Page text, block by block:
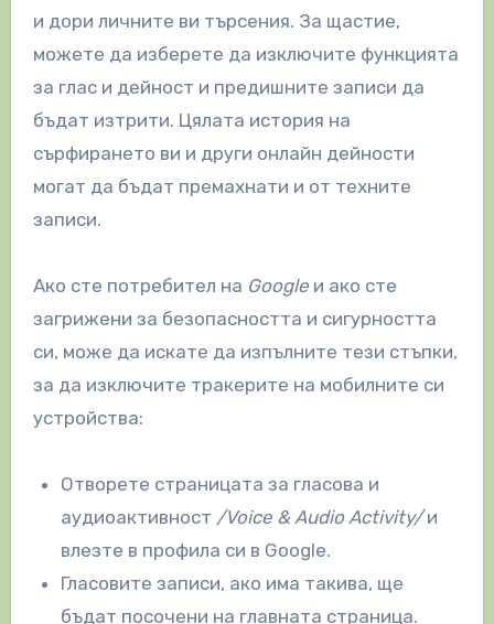
и дори личните ви търсения. За щастие,
можете да изберете да изключите функцията
за глас и дейност и предишните записи да
бъдат изтрити. Цялата история на
сърфирането ви и други онлайн дейности
могат да бъдат премахнати и от техните
записи.
Ако сте потребител на Googleи ако сте
загрижени за безопасността и сигурността
си, може да искате да изпълните тези стъпки,
за да изключите тракерите на мобилните си
устройства:
Отворете страницата за гласова и
аудиоактивност /Voice & Audio Activity/и
влезте в профила си в Google.
Гласовите записи, ако има такива, ще
бъдат посочени на главната страница.